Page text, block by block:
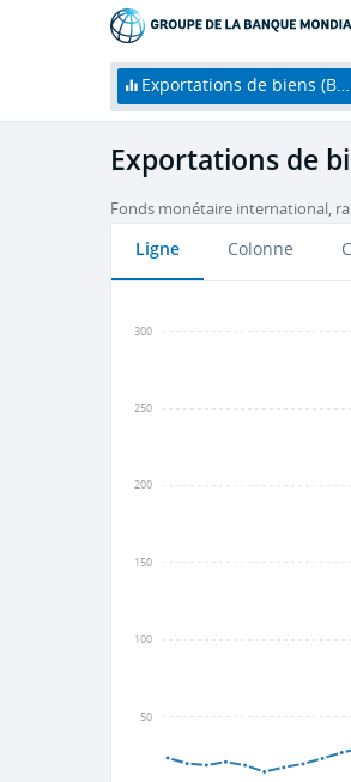
Exportations de biens (BDP, $ US courants)
Exportations de
Fonds monétaire international,
Ligne Colonne
50
100
150
200
250
300